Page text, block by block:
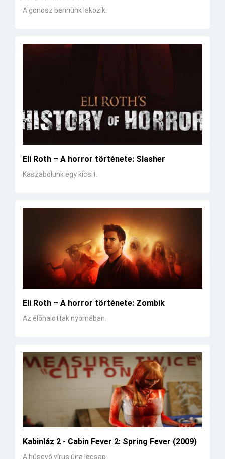
A gonosz bennünk lakozik.
Eli Roth – A horror története: Slasher
Kaszabolunk egy kicsit.
Eli Roth – A horror története: Zombik
Az élőhalottak nyomában.
Kabinláz 2 - Cabin Fever 2: Spring Fever (2009)
A húsevő vírus újra lecsap.